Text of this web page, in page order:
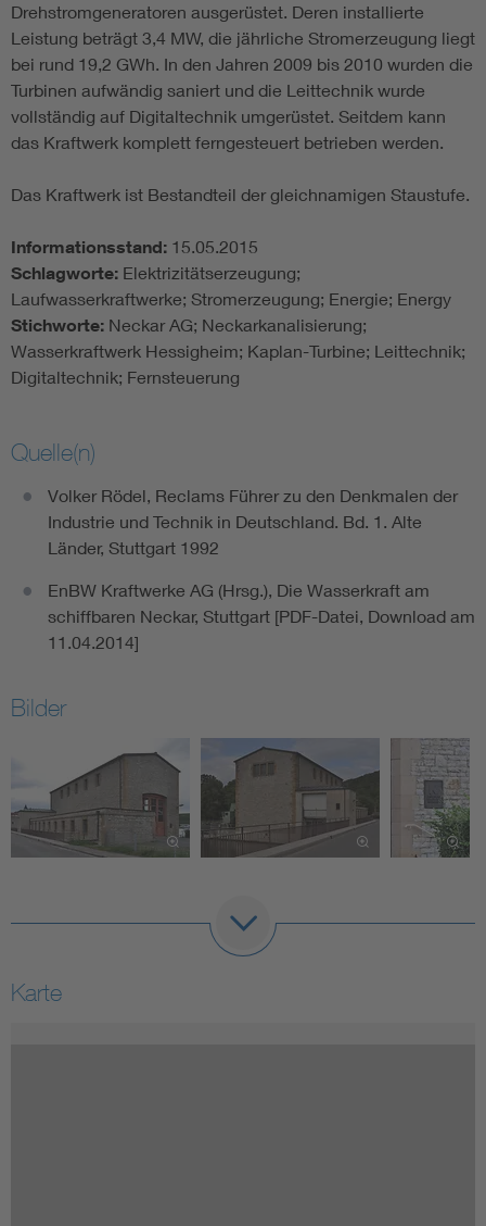
Drehstromgeneratoren ausgerüstet. Deren installierte
Leistung beträgt 3,4 MW, die jährliche Stromerzeugung liegt
bei rund 19,2 GWh. In den Jahren 2009 bis 2010 wurden die
Turbinen aufwändig saniert und die Leittechnik wurde
vollständig auf Digitaltechnik umgerüstet. Seitdem kann
das Kraftwerk komplett ferngesteuert betrieben werden.
Das Kraftwerk ist Bestandteil der gleichnamigen Staustufe.
Informationsstand: 15.05.2015
Schlagworte: Elektrizitätserzeugung;
Laufwasserkraftwerke; Stromerzeugung; Energie; Energy
Stichworte: Neckar AG; Neckarkanalisierung;
Wasserkraftwerk Hessigheim; Kaplan-Turbine; Leittechnik;
Digitaltechnik; Fernsteuerung
Quelle(n)
Volker Rödel, Reclams Führer zu den Denkmalen der
Industrie und Technik in Deutschland. Bd. 1. Alte
Länder, Stuttgart 1992
EnBW Kraftwerke AG (Hrsg.), Die Wasserkraft am
schiffbaren Neckar, Stuttgart [PDF-Datei, Download am
11.04.2014]
Bilder
Karte